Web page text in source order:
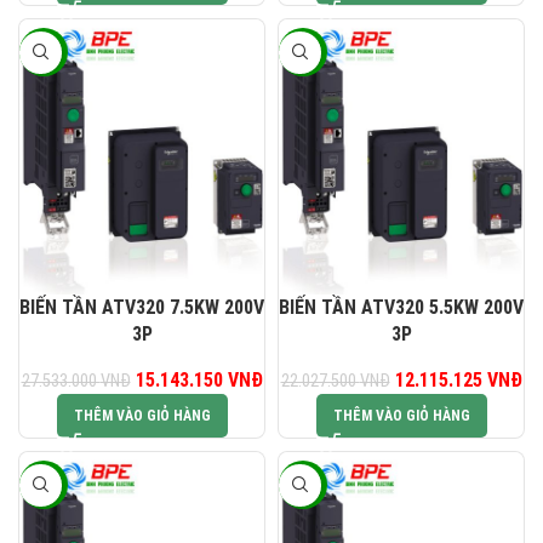
-45%
BIẾN TẦN ATV320 7.5KW 200V
3P
27.533.000VNĐ Giá gốc là: 27.533.000 VNĐ.
15.143.150 VNĐGiá hiện tại là: 15.143.150 VNĐ.
THÊM VÀO GIỎ HÀNG
-45%
BIẾN TẦN ATV320 5.5KW 200V
3P
22.027.500VNĐ
Giá gốc là:
22.027.500 VNĐ.
12.115.125 VNĐ
THÊM VÀO GIỎ HÀNG
-45% -45%